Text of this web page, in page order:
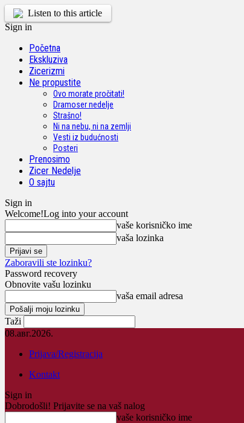
Listen to this article
Sign in
Početna
Ekskluziva
Zicerizmi
Ne propustite
Ovo morate pročitati!
Dramoser nedelje
Strašno!
Ni na nebu, ni na zemlji
Vesti iz budućnosti
Posteri
Prenosimo
Zicer Nedelje
O sajtu
Sign in
Welcome!Log into your account
vaše korisničko ime
vaša lozinka
Zaboravili ste lozinku?
Password recovery
Obnovite vašu lozinku
vaša email adresa
Taži
08.авг.2026.
Prijava/Registracija
Kontakt
Sign in
Dobrodošli! Prijavite se na vaš nalog
vaše korisničko ime